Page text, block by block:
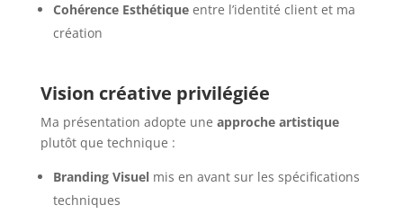
Cohérence Esthétiqueentre l’identité client et ma
création
Vision créative privilégiée
Ma présentation adopte une approche artistique
plutôt que technique :
Branding Visuelmis en avant sur les spécifications
techniques